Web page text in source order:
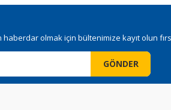
olmak için bültenimize kayıt olun
GÖNDER